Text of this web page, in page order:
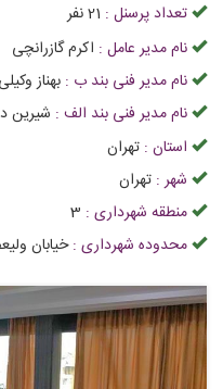
تعداد پرسنل : 21نفر
نام مدیر عامل : اکرم گازرانچی
نام مدیر فنی بند ب : بهناز
نام مدیر فنی بند الف : شیرین
استان : تهران
شهر : تهران
منطقه شهرداری : 3
محدوده شهرداری : خیابان